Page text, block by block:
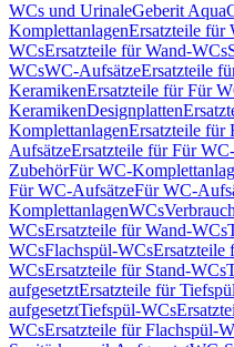
WCs und UrinaleGeberit
KomplettanlagenErsatzteile für
WCsErsatzteile für Wand-WCs
WCsWC-AufsätzeErsatzteile
KeramikenErsatzteile für Für
KeramikenDesignplatten
KomplettanlagenErsatzteile für
AufsätzeErsatzteile für Für
ZubehörFür WC-
Für WC-AufsätzeFür WC-
KomplettanlagenWCs
WCsErsatzteile für Wand-WCs
WCsFlachspül-WCsErsatzteile
WCsErsatzteile für Stand-WCs
aufgesetztErsatzteile für
aufgesetztTiefspül-WCs
WCsErsatzteile für Flachspül-